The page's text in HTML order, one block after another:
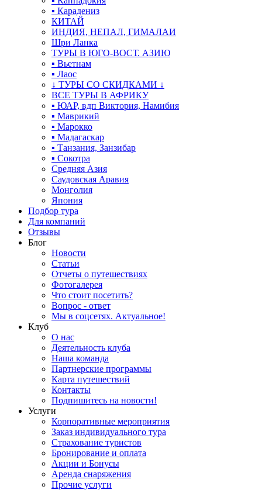
▪ Карадениз
КИТАЙ
ИНДИЯ, НЕПАЛ, ГИМАЛАИ
Шри Ланка
ТУРЫ В ЮГО-ВОСТ. АЗИЮ
▪ Вьетнам
▪ Лаос
↓ ТУРЫ СО СКИДКАМИ ↓
ВСЕ ТУРЫ В АФРИКУ
▪ ЮАР, вдп Виктория, Намибия
▪ Маврикий
▪ Марокко
▪ Мадагаскар
▪ Танзания, Занзибар
▪ Сокотра
Средняя Азия
Саудовская Аравия
Монголия
Япония
Подбор тура
Для компаний
Отзывы
Блог
Новости
Статьи
Отчеты о путешествиях
Фотогалерея
Что стоит посетить?
Вопрос - ответ
Мы в соцсетях. Актуальное!
Клуб
О нас
Деятельность клуба
Наша команда
Партнерские программы
Карта путешествий
Контакты
Подпишитесь на новости!
Услуги
Корпоративные мероприятия
Заказ индивидуального тура
Страхование туристов
Бронирование и оплата
Акции и Бонусы
Аренда снаряжения
Прочие услуги